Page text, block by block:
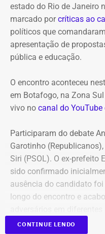
estado do Rio de Janeiro
marcado porcríticas ao
políticos que
apresentação de
pública e educação.
O encontro aconteceu
em Botafogo, na Zona
vivo no canal do YouTube
Participaram do debate
Garotinho
Siri (PSOL). O ex-prefeito
sido confirmado
ausência do candidato
longo do encontro e
CONTINUE LENDO